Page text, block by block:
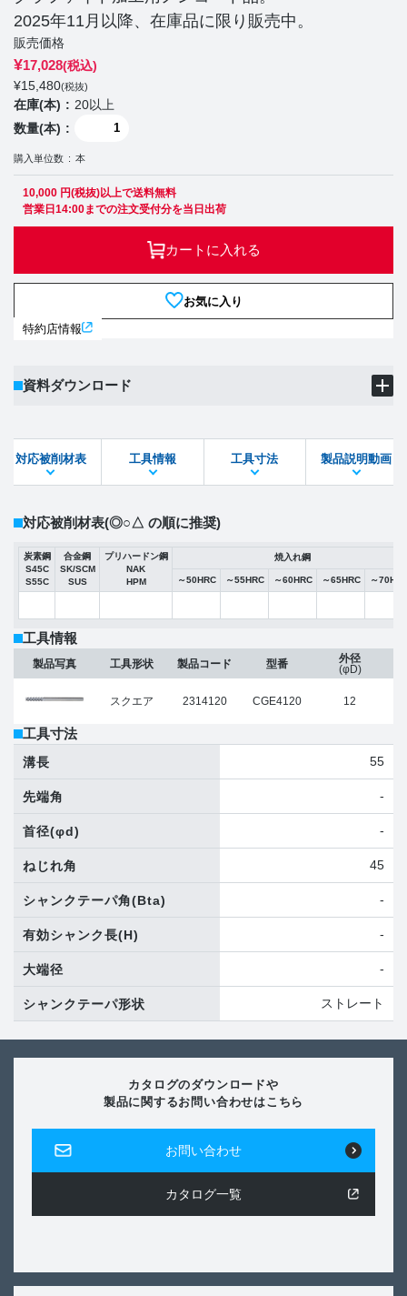
2025年11月以降、在庫品に限り販売中。
販売価格
¥17,028(税込)
¥15,480(税抜)
在庫(本)
20以上
数量(本)
購入単位数 本
10,000 円(税抜)以上で送料無料
営業日14:00までの注文受付分を当日出荷
カートに入れる
お気に入り
特約店情報
資料ダウンロード
STEPファイル DXFファイル
対応被削材表 工具情報 工具寸法 製品説明動画
対応被削材表(◎○△ の順に推奨)
炭素鋼
S45C
S55C
合金鋼
SK/SCM
SUS
プリハードン鋼
NAK
HPM
焼入れ鋼
～50HRC ～55HRC ～60HRC ～65HRC ～
工具情報
製品写真 工具形状
スクエア
製品コード
2314120
型番
CGE4120
外径
(φD)
12
工具寸法
溝長 55
先端角 -
首径(φd) -
ねじれ角 45
シャンクテーパ角(Bta) -
有効シャンク長(H) -
大端径 -
シャンクテーパ形状 ストレート
カタログのダウンロードや
製品に関するお問い合わせはこちら
お問い合わせ
カタログ一覧